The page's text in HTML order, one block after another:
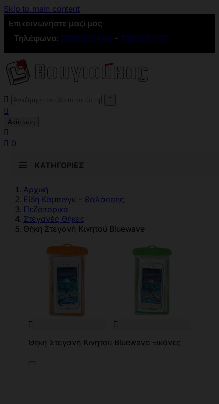
Skip to main content
Επικοινωνήστε μαζί μας
Τηλέφωνο: 2109836846 - 2109881501
 

Ακύρωση

 0
ΚΑΤΗΓΟΡΊΕΣ
Αρχική
Είδη Καμπινγκ - Θαλάσσης
Πεζοπορικά
Στεγανές Θήκες
Θήκη Στεγανή Κινητού Bluewave


Θήκη Στεγανή Κινητού Bluewave Εικόνες